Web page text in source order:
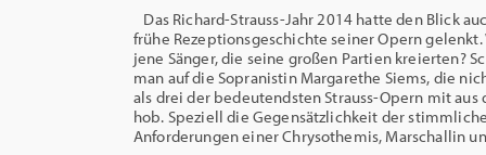
Das Richard-Strauss-Jahr 2014 hatte den Blick
frühe Rezeptionsgeschichte seiner Opern gelenkt.
jene Sänger, die seine großen Partien kreierten?
man auf die Sopranistin Margarethe Siems, die
als drei der bedeutendsten Strauss-Opern mit aus
hob. Speziell die Gegensätzlichkeit der
Anforderungen einer Chrysothemis, Marschallin